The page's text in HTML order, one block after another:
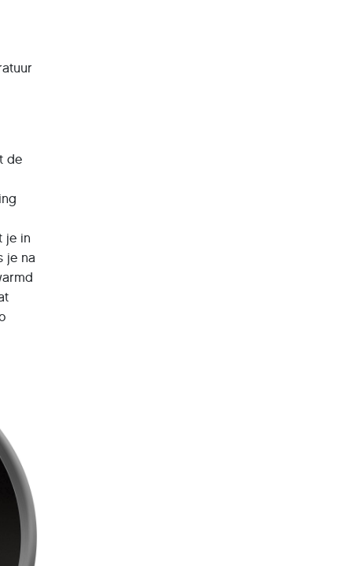
de
je in
je na